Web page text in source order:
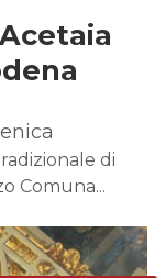
di
Comuna...